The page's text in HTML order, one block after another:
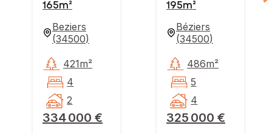
165m²
Beziers
(34500)
334 000 €
421m²
4
2
195m²
Béziers
(34500)
325 000 €
486m²
5
4